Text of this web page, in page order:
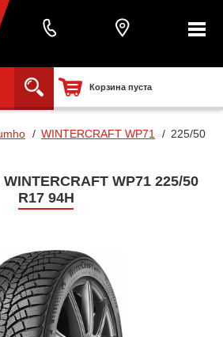
Корзина пуста
WINTERCRAFT WP71
225/50
WP71 225/50
R17 94H